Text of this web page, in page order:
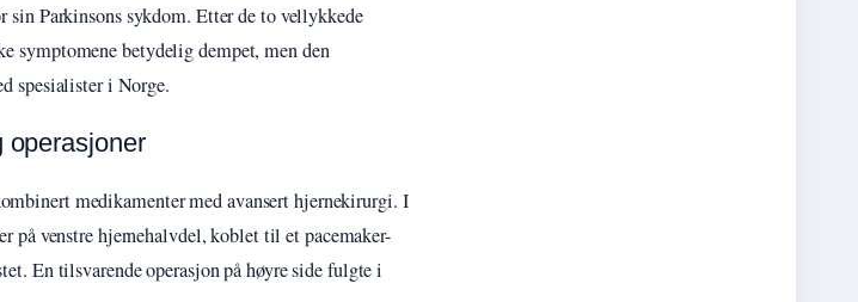
Parkinsons sykdom. Etter de to vellykkede
symptomene betydelig dempet, men den
spesialister i Norge.
operasjoner
medikamenter med avansert hjernekirurgi. I
på venstre hjernehalvdel, koblet til et pacemaker-
En tilsvarende operasjon på høyre side fulgte i